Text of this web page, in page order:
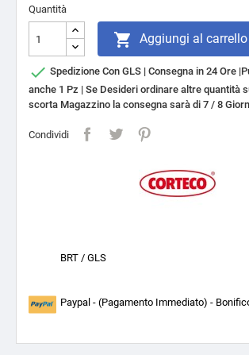
Quantità
 Aggiungi al carrello
 Spedizione Con GLS | Consegna in 24 Ore
anche 1 Pz | Se Desideri ordinare altre quantità
scorta Magazzino la consegna sarà di 7 / 8
Condividi
BRT / GLS
Paypal - (Pagamento Immediato) -